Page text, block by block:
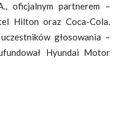
oficjalnym partnerem –
Hilton oraz Coca-Cola.
głosowania –
Hyundai Motor